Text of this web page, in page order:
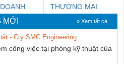
XNK
NAM
THƯƠNG MẠI
DỊCH VỤ KỸ
THUẬT ĐIỆN CƠ
GIA HƯNG
PHÁT
» Xem tất cả
- Cty SMC Engineering
công việc tại phòng kỹ thuật của